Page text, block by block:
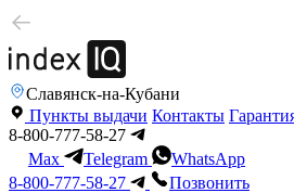
Славянск-на-Кубани
Пункты выдачи Контакты
8-800-777-58-27
Max
Telegram
WhatsApp
8-800-777-58-27
Позвонить